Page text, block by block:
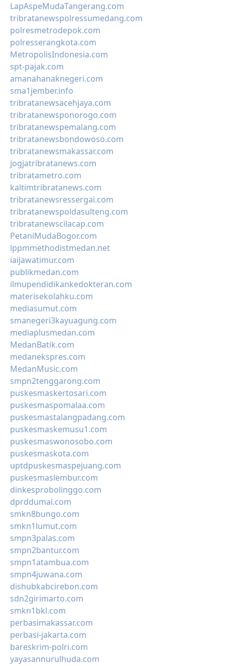
LapAspeMudaTangerang.com
tribratanewspolressumedang.com
polresmetrodepok.com
polresserangkota.com
MetropolisIndonesia.com
spt-pajak.com
amanahanaknegeri.com
sma1jember.info
tribratanewsacehjaya.com
tribratanewsponorogo.com
tribratanewspemalang.com
tribratanewsbondowoso.com
tribratanewsmakassar.com
jogjatribratanews.com
tribratametro.com
kaltimtribratanews.com
tribratanewsressergai.com
tribratanewspoldasulteng.com
tribratanewscilacap.com
PetaniMudaBogor.com
lppmmethodistmedan.net
iaijawatimur.com
publikmedan.com
ilmupendidikankedokteran.com
materisekolahku.com
mediasumut.com
smanegeri3kayuagung.com
mediaplusmedan.com
MedanBatik.com
medanekspres.com
MedanMusic.com
smpn2tenggarong.com
puskesmaskertosari.com
puskesmaspomalaa.com
puskesmastalangpadang.com
puskesmaskemusu1.com
puskesmaswonosobo.com
puskesmaskota.com
uptdpuskesmaspejuang.com
puskesmaslembur.com
dinkesprobolinggo.com
dprddumai.com
smkn8bungo.com
smkn1lumut.com
smpn3palas.com
smpn2bantur.com
smpn1atambua.com
smpn4juwana.com
dishubkabcirebon.com
sdn2girimarto.com
smkn1bkl.com
perbasimakassar.com
perbasi-jakarta.com
bareskrim-polri.com
yayasannurulhuda.com